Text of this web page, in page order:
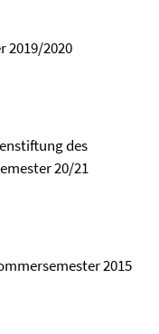
2019/2020
des
20/21
2015